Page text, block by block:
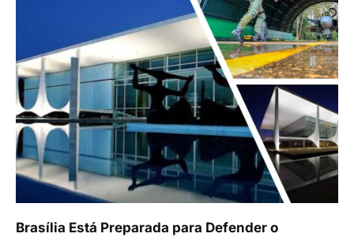
Brasília Está Preparada para Defender o